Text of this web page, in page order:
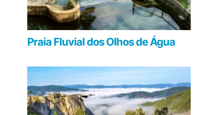
Praia Fluvial dos Olhos de Água